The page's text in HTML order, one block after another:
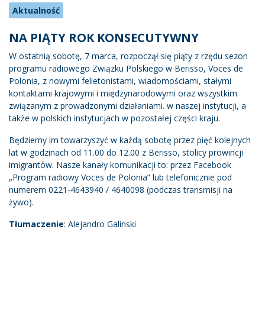
Aktualność
NA PIĄTY ROK KONSECUTYWNY
W ostatnią sobotę, 7 marca, rozpoczął się piąty z rzędu sezon
programu radiowego Związku Polskiego w Berisso, Voces de
Polonia, z nowymi felietonistami, wiadomościami, stałymi
kontaktami krajowymi i międzynarodowymi oraz wszystkim
związanym z prowadzonymi działaniami. w naszej instytucji, a
także w polskich instytucjach w pozostałej części kraju.
Będziemy im towarzyszyć w każdą sobotę przez pięć kolejnych
lat w godzinach od 11.00 do 12.00 z Berisso, stolicy prowincji
imigrantów. Nasze kanały komunikacji to: przez Facebook
„Program radiowy Voces de Polonia” lub telefonicznie pod
numerem 0221-4643940 / 4640098 (podczas transmisji na
żywo).
Tłumaczenie: Alejandro Galinski